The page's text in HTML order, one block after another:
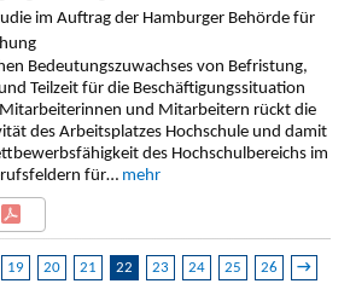
Bedeutungszuwachses von Befristung,
Teilzeit für die Beschäftigungssituation
und Mitarbeitern rückt die
des Arbeitsplatzes Hochschule und damit
des Hochschulbereichs im
für… mehr
19 20 21 22 23 24 25 26
→